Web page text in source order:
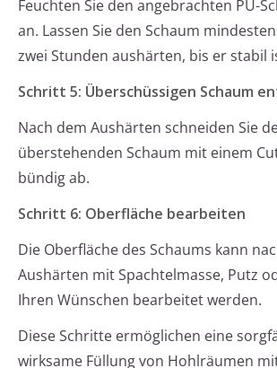
Feuchten Sie den angebrachten PU-
an. Lassen Sie den Schaum
zwei Stunden aushärten, bis er stabil
Schritt 5: Überschüssigen Schaum
Nach dem Aushärten schneiden Sie
überstehenden Schaum mit einem
bündig ab.
Schritt 6: Oberfläche bearbeiten
Die Oberfläche des Schaums kann
Aushärten mit Spachtelmasse, Putz
Ihren Wünschen bearbeitet werden.
Diese Schritte ermöglichen eine
wirksame Füllung von Hohlräumen